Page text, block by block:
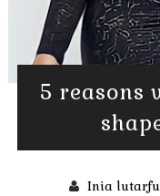
5 reasons
Inia